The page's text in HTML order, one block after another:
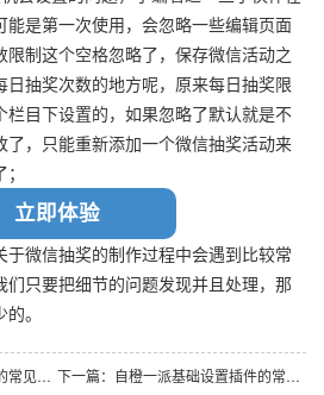
是第一次使用，会忽略一些编辑页面
制这个空格忽略了，保存微信活动之
抽奖次数的地方呢，原来每日抽奖限
目下设置的，如果忽略了默认就是不
，只能重新添加一个微信抽奖活动来
立即体验
微信抽奖的制作过程中会遇到比较常
们只要把细节的问题发现并且处理，那
。
上一篇：微信答题、微信调研的常见问题以及怎么处理 下一篇：自橙一派基础设置插件的常见问题以及处理方法